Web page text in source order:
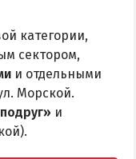
категории,
сектором,
и отдельными
Морской.
и